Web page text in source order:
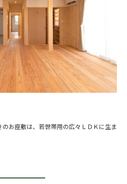
お座敷は、若世帯用の広々ＬＤＫに生ま